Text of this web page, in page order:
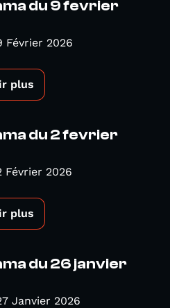
du 9 fevrier
Février 2026
plus
du 2 fevrier
Février 2026
plus
du 26 janvier
Janvier 2026